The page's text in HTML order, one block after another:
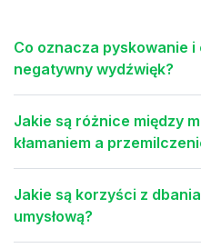
Co oznacza pyskowanie i
negatywny wydźwięk?
Jakie są różnice między
kłamaniem a
Jakie są korzyści z
umysłową?